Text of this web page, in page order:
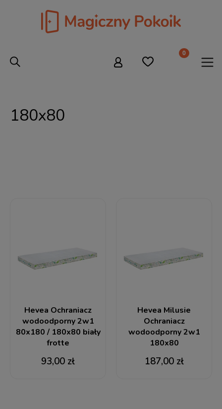
180x80
Hevea Ochraniacz
wodoodporny 2w1
80x180 / 180x80 biały
frotte
93,00 zł
Hevea Milusie
Ochraniacz
wodoodporny 2w1
180x80
187,00 zł